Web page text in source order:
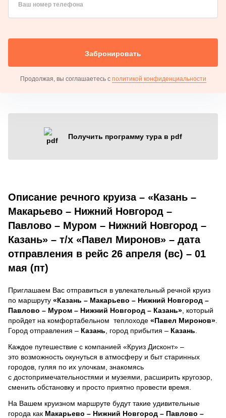
Ваш номер телефона
Забронировать
Продолжая, вы соглашаетесь с политикой конфиденциальности
Получить программу тура в pdf
Описание речного круиза – «Казань –
Макарьево – Нижний Новгород –
Павлово – Муром – Нижний Новгород –
Казань» – т/х «Павел Миронов» – дата
отправления в рейс 26 апреля (вс) – 01
мая (пт)
Приглашаем Вас отправиться в увлекательный речной круиз
по маршруту «Казань – Макарьево – Нижний Новгород –
Павлово – Муром – Нижний Новгород – Казань» , который
пройдет на комфортабельном теплоходе «Павел Миронов»
Город отправления – Казань , город прибытия – Казань
Каждое путешествие с компанией «Круиз Дисконт» –
это возможность окунуться в атмосферу и быт старинных
городов, гуляя по их улочкам, знакомясь
с достопримечательностями и музеями, расширить кругозор,
сменить обстановку и просто приятно провести время.
На Вашем круизном маршруте будут такие удивительные
города как Макарьево – Нижний Новгород – Павлово –